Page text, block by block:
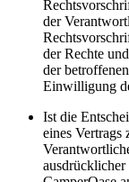
der
der Rechte
der
Einwilligung
Ist die
eines Vertrags